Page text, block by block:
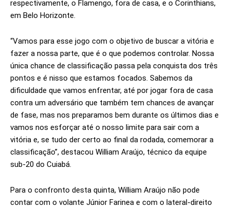
respectivamente, o Flamengo, fora de casa, e o Corinthians,
em Belo Horizonte.
“Vamos para esse jogo com o objetivo de buscar a vitória e
fazer a nossa parte, que é o que podemos controlar. Nossa
única chance de classificação passa pela conquista dos três
pontos e é nisso que estamos focados. Sabemos da
dificuldade que vamos enfrentar, até por jogar fora de casa
contra um adversário que também tem chances de avançar
de fase, mas nos preparamos bem durante os últimos dias e
vamos nos esforçar até o nosso limite para sair com a
vitória e, se tudo der certo ao final da rodada, comemorar a
classificação”, destacou William Araújo, técnico da equipe
sub-20 do Cuiabá.
Para o confronto desta quinta, William Araújo não pode
contar com o volante Júnior Farinea e com o lateral-direito